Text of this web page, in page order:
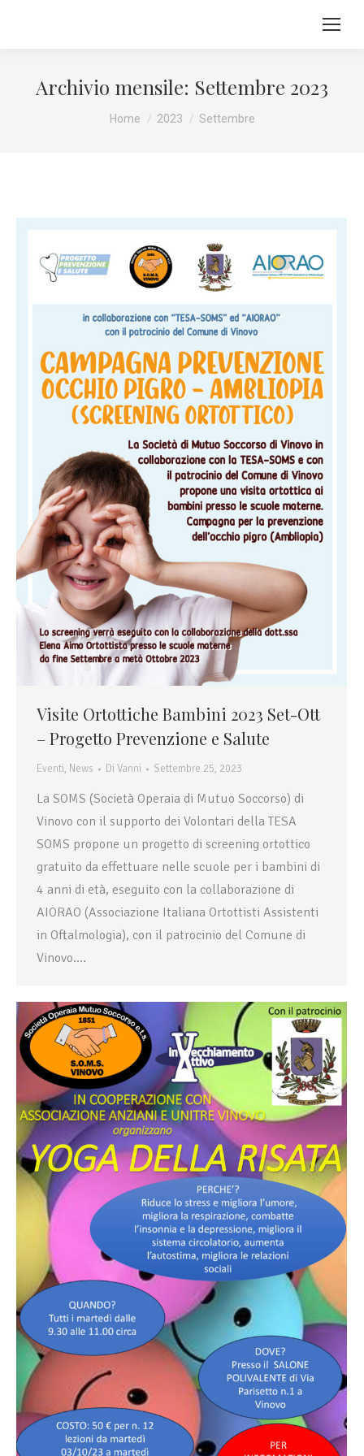
Archivio mensile: Settembre 2023
Tu sei qui:
Home 2023 Settembre
Visite Ortottiche Bambini 2023 Set-Ott
– Progetto Prevenzione e Salute
Eventi, News Di Vanni Settembre 25, 2023
La SOMS (Società Operaia di Mutuo Soccorso) di
Vinovo con il supporto dei Volontari della TESA
SOMS propone un progetto di screening ortottico
gratuito da effettuare nelle scuole per i bambini di
4 anni di età, eseguito con la collaborazione di
AIORAO (Associazione Italiana Ortottisti Assistenti
in Oftalmologia), con il patrocinio del Comune di
Vinovo.…